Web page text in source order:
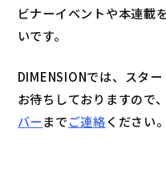
ビナーイベントや本連載
いです。
DIMENSIONでは、スタ
お待ちしておりますので
バーまでご連絡ください。